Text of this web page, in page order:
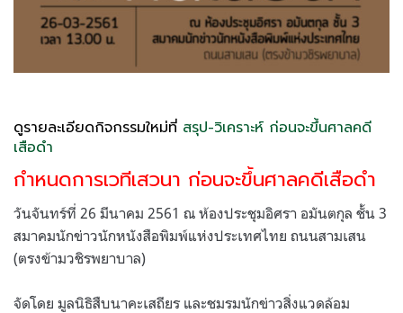
ดูรายละเอียดกิจกรรมใหม่ที่ สรุป-วิเคราะห์ ก่อนจะขึ้นศาลคดี
เสือดำ
กำหนดการเวทีเสวนา ก่อนจะขึ้นศาลคดีเสือดำ
วันจันทร์ที่ 26 มีนาคม 2561 ณ ห้องประชุมอิศรา อมันตกุล ชั้น 3
สมาคมนักข่าวนักหนังสือพิมพ์แห่งประเทศไทย ถนนสามเสน
(ตรงข้ามวชิรพยาบาล)
จัดโดย มูลนิธิสืบนาคะเสถียร และชมรมนักข่าวสิ่งแวดล้อม